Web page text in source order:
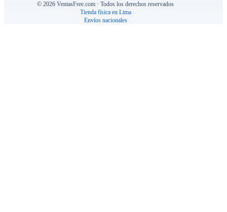
© 2026 VentasFree.com · Todos los derechos reservados
Tienda física en Lima
Envíos nacionales